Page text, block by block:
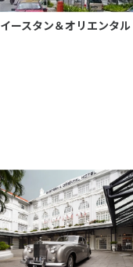
イースタン＆オリエンタル